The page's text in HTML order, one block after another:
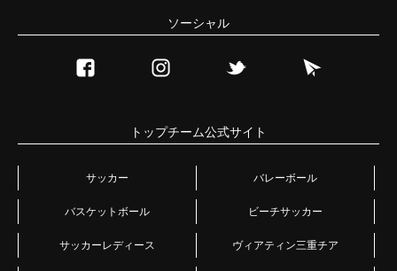
ソーシャル
トップチーム公式サイト
サッカー バレーボール
バスケットボール ビーチサッカー
サッカーレディース ヴィアティン三重チア